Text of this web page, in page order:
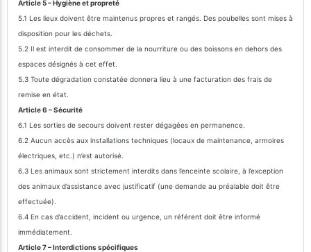
Article 5 – Hygiène et propreté
5.1 Les lieux doivent être maintenus propres et rangés. Des poubelles sont mises à
disposition pour les déchets.
5.2 Il est interdit de consommer de la nourriture ou des boissons en dehors des
espaces désignés à cet effet.
5.3 Toute dégradation constatée donnera lieu à une facturation des frais de
remise en état.
Article 6 – Sécurité
6.1 Les sorties de secours doivent rester dégagées en permanence.
6.2 Aucun accès aux installations techniques (locaux de maintenance, armoires
électriques, etc.) n’est autorisé.
6.3 Les animaux sont strictement interdits dans l’enceinte scolaire, à l’exception
des animaux d’assistance avec justificatif (une demande au préalable doit être
effectuée).
6.4 En cas d’accident, incident ou urgence, un référent doit être informé
immédiatement.
Article 7 – Interdictions spécifiques